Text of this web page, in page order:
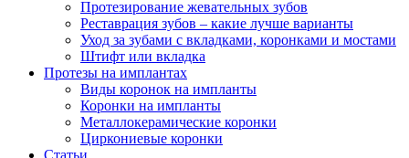
Протезирование жевательных зубов
Реставрация зубов – какие лучше варианты
Уход за зубами с вкладками, коронками и мостами
Штифт или вкладка
Протезы на имплантах
Виды коронок на импланты
Коронки на импланты
Металлокерамические коронки
Циркониевые коронки
Статьи